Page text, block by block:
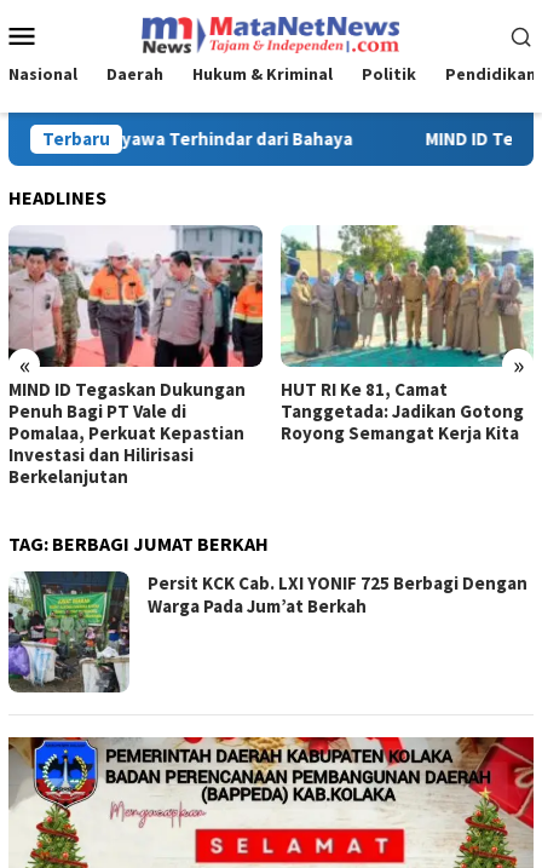
ke
Mobile
Nasional Daerah Hukum & Kriminal Politik Pendidikan
Terbaru
ID Tegaskan Dukungan Penuh Bagi PT Vale di Pomalaa,
HEADLINES
« »
Dukungan
PT Vale di
Kepastian
Hilirisasi
HUT RI Ke 81, Camat
Tanggetada: Jadikan Gotong
Royong Semangat Kerja Kita
Ke-81 di
TAG: BERBAGI JUMAT BERKAH
Persit KCK Cab. LXI YONIF 725 Berbagi Dengan
Warga Pada Jum’at Berkah